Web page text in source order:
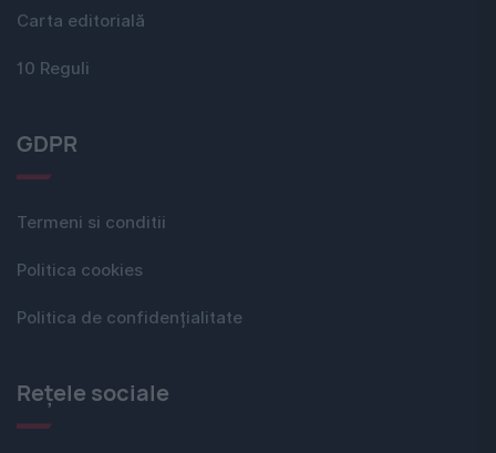
Carta editorială
10 Reguli
GDPR
Termeni si conditii
Politica cookies
Politica de confidențialitate
Rețele sociale